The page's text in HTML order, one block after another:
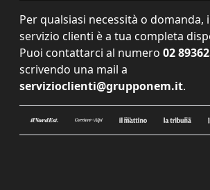
Per qualsiasi necessità o domanda,
servizio clienti è a tua completa
Puoi contattarci al numero 02
scrivendo una mail a
servizioclienti@grupponem.it.